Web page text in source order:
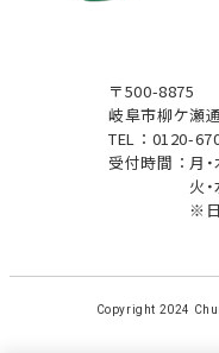
〒500-8875
岐阜市柳ケ瀬
TEL：0120-
受付時間： 月
火
※
Copyright 2024